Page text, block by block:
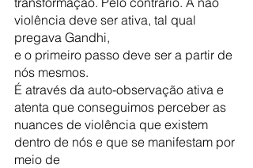
violência deve ser ativa, tal qual
pregava Gandhi,
e o primeiro passo deve ser a partir de
nós mesmos.
É através da auto-observação ativa e
atenta que conseguimos perceber as
nuances de violência que existem
dentro de nós e que se manifestam por
meio de